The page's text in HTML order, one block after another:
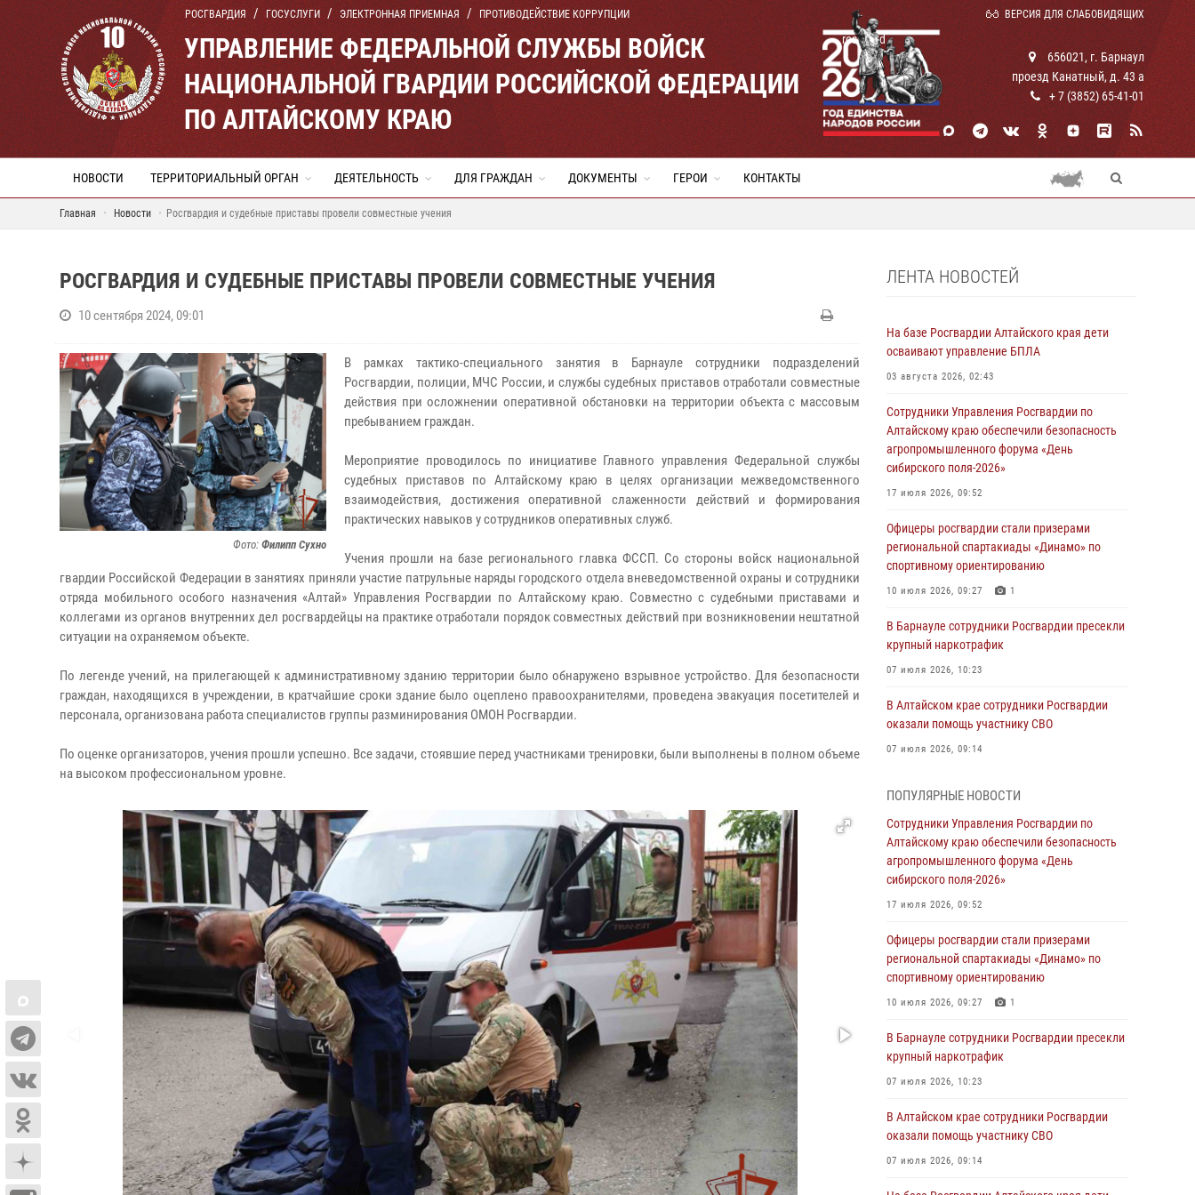
РОСГВАРДИЯ ГОСУСЛУГИ ЭЛЕКТРОННАЯ ПРИЕМНАЯ ПРОТИВОДЕЙСТВИЕ КОРРУПЦИИ ВЕРСИЯ ДЛЯ СЛАБОВИДЯЩИХ
УПРАВЛЕНИЕ ФЕДЕРАЛЬНОЙ СЛУЖБЫ ВОЙСК
НАЦИОНАЛЬНОЙ ГВАРДИИ РОССИЙСКОЙ ФЕДЕРАЦИИ
ПО АЛТАЙСКОМУ КРАЮ
rosguard
656021, г. Барнаул
проезд Канатный, д. 43 а
+ 7 (3852) 65-41-01
НОВОСТИ ТЕРРИТОРИАЛЬНЫЙ ОРГАН ДЕЯТЕЛЬНОСТЬ ДЛЯ ГРАЖДАН ДОКУМЕНТЫ ГЕРОИ КОНТАКТЫ
Главная Новости Росгвардия и судебные приставы провели совместные учения
РОСГВАРДИЯ И СУДЕБНЫЕ ПРИСТАВЫ ПРОВЕЛИ СОВМЕСТНЫЕ УЧЕНИЯ
10 сентября 2024, 09:01
Фото: Филипп Сухно
В рамках тактико-специального занятия в Барнауле сотрудники подразделений
Росгвардии, полиции, МЧС России, и службы судебных приставов отработали совместные
действия при осложнении оперативной обстановки на территории объекта с массовым
пребыванием граждан.
Мероприятие проводилось по инициативе Главного управления Федеральной службы
судебных приставов по Алтайскому краю в целях организации межведомственного
взаимодействия, достижения оперативной слаженности действий и формирования
практических навыков у сотрудников оперативных служб.
Учения прошли на базе регионального главка ФССП. Со стороны войск национальной
гвардии Российской Федерации в занятиях приняли участие патрульные наряды городского отдела вневедомственной охраны и сотрудники
отряда мобильного особого назначения «Алтай» Управления Росгвардии по Алтайскому краю. Совместно с судебными приставами и
коллегами из органов внутренних дел росгвардейцы на практике отработали порядок совместных действий при возникновении нештатной
ситуации на охраняемом объекте.
По легенде учений, на прилегающей к административному зданию территории было обнаружено взрывное устройство. Для безопасности
граждан, находящихся в учреждении, в кратчайшие сроки здание было оцеплено правоохранителями, проведена эвакуация посетителей и
персонала, организована работа специалистов группы разминирования ОМОН Росгвардии.
По оценке организаторов, учения прошли успешно. Все задачи, стоявшие перед участниками тренировки, были выполнены в полном объеме
на высоком профессиональном уровне.
ЛЕНТА НОВОСТЕЙ
На базе Росгвардии Алтайского края дети
осваивают управление БПЛА
03 августа 2026, 02:43
Сотрудники Управления Росгвардии по
Алтайскому краю обеспечили безопасность
агропромышленного форума «День
сибирского поля-2026»
17 июля 2026, 09:52
Офицеры росгвардии стали призерами
региональной спартакиады «Динамо» по
спортивному ориентированию
10 июля 2026, 09:27 1
В Барнауле сотрудники Росгвардии пресекли
крупный наркотрафик
07 июля 2026, 10:23
В Алтайском крае сотрудники Росгвардии
оказали помощь участнику СВО
07 июля 2026, 09:14
бойцы ОМОН «Алтай» провели военно-
патриотическое мероприятие для детей в
лагере «Звёздный»
05 июля 2026, 11:13
Росгвардия Алтайского края приняла участие
храбрости»
04 июля 2026, 11:09
Сотрудники Росгвардии провели встречу с
«Каникулы с Росгвардией»
03 июля 2026, 04:03
провело для детей экскурсию на теплоходе в
рамках акции «Каникулы с Росгвардией»
02 июля 2026, 00:55
ПОПУЛЯРНЫЕ НОВОСТИ
Сотрудники Управления Росгвардии по
Алтайскому краю обеспечили безопасность
агропромышленного форума «День
сибирского поля-2026»
17 июля 2026, 09:52
Офицеры росгвардии стали призерами
региональной спартакиады «Динамо» по
спортивному ориентированию
10 июля 2026, 09:27 1
В Барнауле сотрудники Росгвардии пресекли
крупный наркотрафик
07 июля 2026, 10:23
В Алтайском крае сотрудники Росгвардии
оказали помощь участнику СВО
07 июля 2026, 09:14